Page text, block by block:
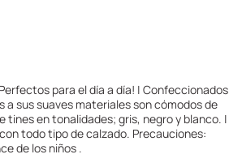
para el día a día! | Confeccionados
sus suaves materiales son cómodos de
en tonalidades; gris, negro y blanco. |
todo tipo de calzado. Precauciones:
de los niños .